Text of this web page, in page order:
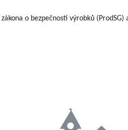
o bezpečnosti výrobků